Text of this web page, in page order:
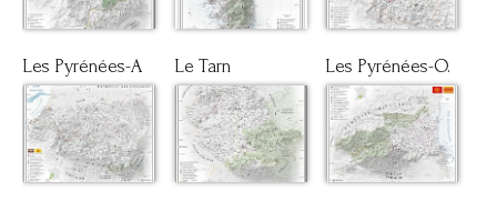
Les Pyrénées-A Le Tarn Les Pyrénées-O.